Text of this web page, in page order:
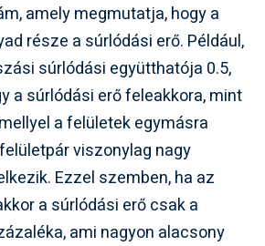
amely megmutatja, hogy a
része a súrlódási erő. Például,
súrlódási együtthatója 0.5,
a súrlódási erő feleakkora, mint
a felületek egymásra
viszonylag nagy
Ezzel szemben, ha az
a súrlódási erő csak a
ami nagyon alacsony